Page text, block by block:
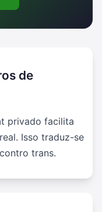
de
privado facilita
Isso traduz-se
trans.